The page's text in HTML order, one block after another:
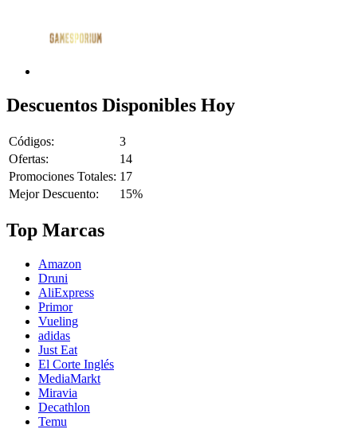
Descuentos Disponibles Hoy
Códigos:
3
Ofertas:
14
Promociones Totales: 17
Mejor Descuento:
15%
Top Marcas
Amazon
Druni
AliExpress
Primor
Vueling
adidas
Just Eat
El Corte Inglés
MediaMarkt
Miravia
Decathlon
Temu